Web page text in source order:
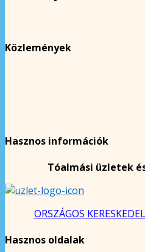
Közlemények
Hasznos információk
Tóalmási üzletek
ORSZÁGOS
Hasznos oldalak